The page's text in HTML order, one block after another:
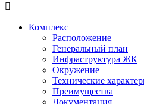

Комплекс
Расположение
Генеральный план
Инфраструктура ЖК
Окружение
Технические
Преимущества
Документация